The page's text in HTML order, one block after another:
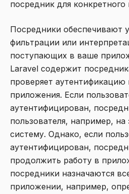
посредник для
Посредники обеспечивают
фильтрации или
поступающих в ваше
Laravel содержит
проверяет аутентификацию
приложения. Если
аутентифицирован,
пользователя, например, на
систему. Однако, если
аутентифицирован,
продолжить работу в
посредники назначаются
приложении, например,